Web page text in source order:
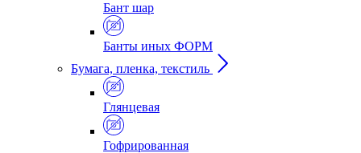
Бант шар
Банты иных ФОРМ
Бумага, пленка, текстиль
Глянцевая
Гофрированная